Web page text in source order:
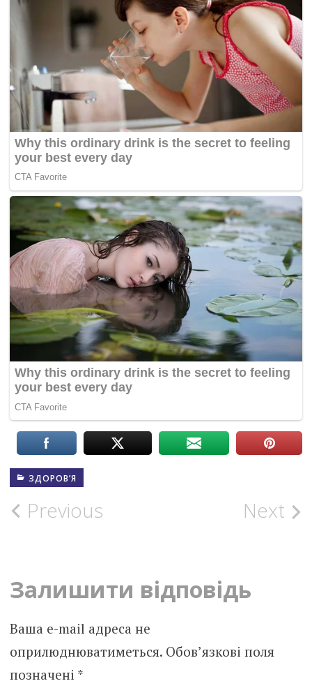
ЗДОРОВ’Я
Post
Previous Next
Залишити відповідь
Ваша e-mail адреса не
оприлюднюватиметься. Обов’язкові поля
позначені *